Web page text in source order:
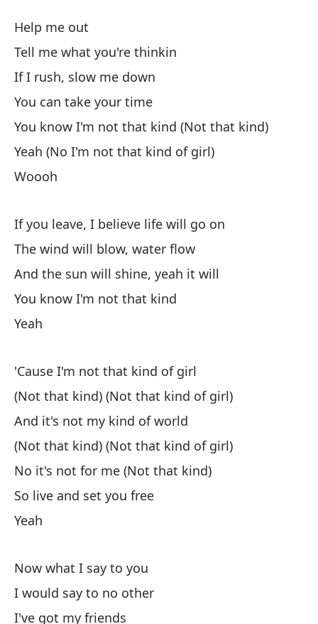
Help me out
Tell me what you're thinkin
If I rush, slow me down
You can take your time
You know I'm not that kind (Not that kind)
Yeah (No I'm not that kind of girl)
Woooh
If you leave, I believe life will go on
The wind will blow, water flow
And the sun will shine, yeah it will
You know I'm not that kind
Yeah
'Cause I'm not that kind of girl
(Not that kind) (Not that kind of girl)
And it's not my kind of world
(Not that kind) (Not that kind of girl)
No it's not for me (Not that kind)
So live and set you free
Yeah
Now what I say to you
I would say to no other
I've got my friends